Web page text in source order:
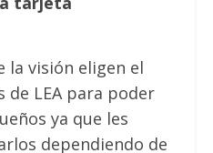
la visión eligen el
LEA para poder
ya que les
dependiendo de